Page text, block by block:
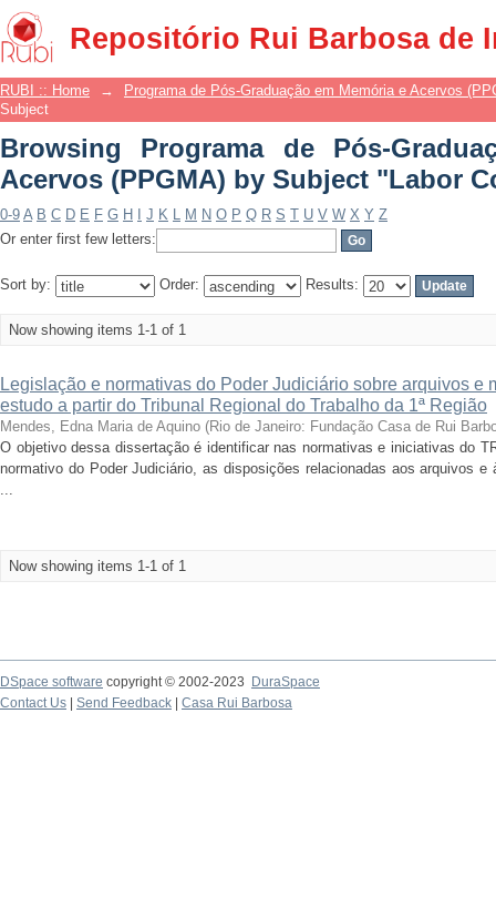
Repositório Rui Barbosa de
Browsing Programa de Pós-
Subject "Labor Court"
RUBI :: Home →
Programa de Pós-Graduação em Memória e Acervos
Subject
Browsing Programa de Pós-
Acervos (PPGMA) by Subject "Labor
0-9 A B C D E F G H J K L M N O P Q R S T U V W X Y Z
Or enter first few letters:
Sort by: Order: Results:
Now showing items 1-1 of 1
Legislação e normativas do Poder Judiciário sobre arquivos e
estudo a partir do Tribunal Regional do Trabalho da 1ª Região
Mendes, Edna Maria de Aquino (Rio de Janeiro: Fundação Casa de Rui
O objetivo dessa dissertação é identificar nas normativas e iniciativas do
normativo do Poder Judiciário, as disposições relacionadas aos arquivos e
...
Now showing items 1-1 of 1
DSpace software copyright © 2002-2023
DuraSpace
Contact Us
Send Feedback Casa Rui Barbosa